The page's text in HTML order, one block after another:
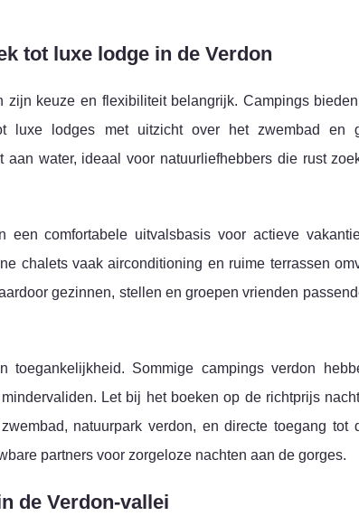
tot luxe lodge in de Verdon
keuze en flexibiliteit belangrijk. Campings
luxe lodges met uitzicht over het zwembad en
water, ideaal voor natuurliefhebbers die rust
een comfortabele uitvalsbasis voor actieve
chalets vaak airconditioning en ruime terrassen
gezinnen, stellen en groepen vrienden
toegankelijkheid. Sommige campings verdon
Let bij het boeken op de richtprijs
natuurpark verdon, en directe toegang tot
partners voor zorgeloze nachten aan de gorges.
de Verdon-vallei